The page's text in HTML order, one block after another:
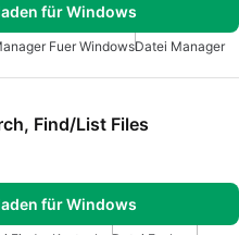
für Windows
Fuer WindowsDatei Manager
Find/List Files
für Windows